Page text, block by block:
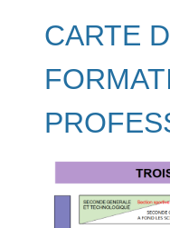
CARTE